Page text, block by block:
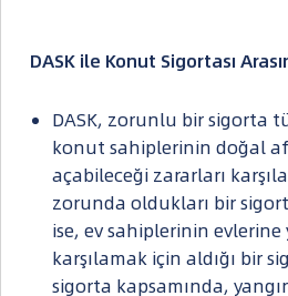
DASK ile Konut Sigortası
DASK, zorunlu bir sigorta
konut sahiplerinin doğal
açabileceği zararları
zorunda oldukları bir
ise, ev sahiplerinin
karşılamak için aldığı bir
sigorta kapsamında,